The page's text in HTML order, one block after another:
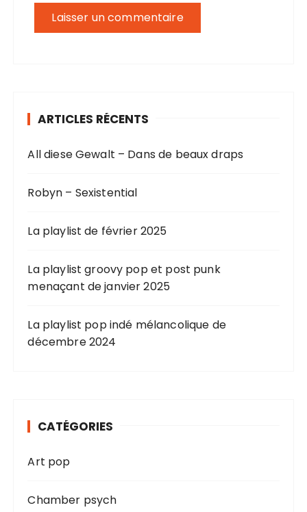
ARTICLES RÉCENTS
All diese Gewalt – Dans de beaux draps
Robyn – Sexistential
La playlist de février 2025
La playlist groovy pop et post punk
menaçant de janvier 2025
La playlist pop indé mélancolique de
décembre 2024
CATÉGORIES
Art pop
Chamber psych